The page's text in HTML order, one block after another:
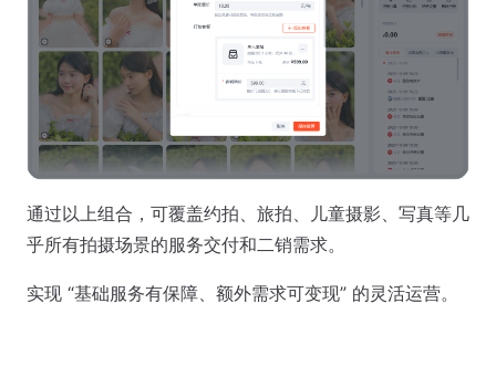
通过以上组合，可覆盖约拍、旅拍、儿童摄影、写真等几
乎所有拍摄场景的服务交付和二销需求。
实现 “基础服务有保障、额外需求可变现” 的灵活运营。